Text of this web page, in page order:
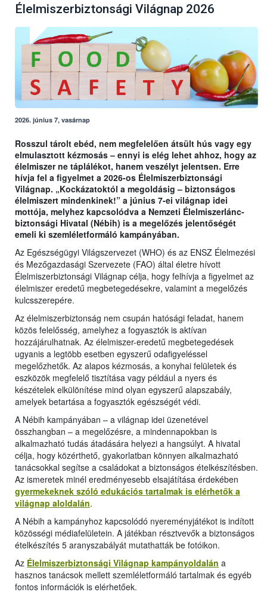
Élelmiszerbiztonsági Világnap 2026
2026. június 7, vasárnap
Rosszul tárolt ebéd, nem megfelelően átsült hús vagy egy
elmulasztott kézmosás – ennyi is elég lehet ahhoz, hogy az
élelmiszer ne táplálékot, hanem veszélyt jelentsen. Erre
hívja fel a figyelmet a 2026-os Élelmiszerbiztonsági
Világnap. „Kockázatoktól a megoldásig – biztonságos
élelmiszert mindenkinek!” a június 7-ei világnap idei
mottója, melyhez kapcsolódva a Nemzeti Élelmiszerlánc-
biztonsági Hivatal (Nébih) is a megelőzés jelentőségét
emeli ki szemléletformáló kampányában.
Az Egészségügyi Világszervezet (WHO) és az ENSZ Élelmezési
és Mezőgazdasági Szervezete (FAO) által életre hívott
Élelmiszerbiztonsági Világnap célja, hogy felhívja a figyelmet az
élelmiszer eredetű megbetegedésekre, valamint a megelőzés
kulcsszerepére.
Az élelmiszerbiztonság nem csupán hatósági feladat, hanem
közös felelősség, amelyhez a fogyasztók is aktívan
hozzájárulhatnak. Az élelmiszer-eredetű megbetegedések
ugyanis a legtöbb esetben egyszerű odafigyeléssel
megelőzhetők. Az alapos kézmosás, a konyhai felületek és
eszközök megfelelő tisztítása vagy például a nyers és
készételek elkülönítése mind olyan egyszerű alapszabály,
amelyek betartása a fogyasztók egészségét védi.
A Nébih kampányában – a világnap idei üzenetével
összhangban – a megelőzésre, a mindennapokban is
alkalmazható tudás átadására helyezi a hangsúlyt. A hivatal
célja, hogy közérthető, gyakorlatban könnyen alkalmazható
tanácsokkal segítse a családokat a biztonságos ételkészítésben.
Az ismeretek minél eredményesebb elsajátítása érdekében
gyermekeknek szóló edukációs tartalmak is elérhetők a
világnap aloldalán.
A Nébih a kampányhoz kapcsolódó nyereményjátékot is indított
közösségi médiafelületein. A játékban résztvevők a biztonságos
ételkészítés 5 aranyszabályát mutathatták be fotóikon.
Az Élelmiszerbiztonsági Világnap kampányoldalán a
hasznos tanácsok mellett szemléletformáló tartalmak és egyéb
fontos információk is elérhetőek.